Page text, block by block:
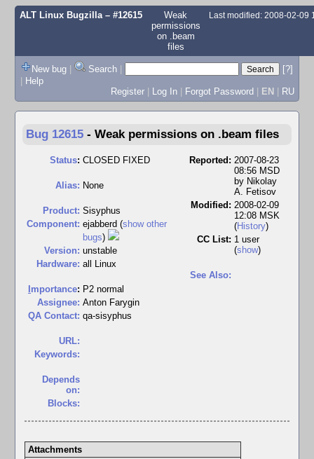
ALT Linux Bugzilla– #12615
Weak
permissions
on .beam
files
Last modified: 2008-02-09
New bug | Search |
[?]
| Help
Register | Log In | Forgot Password | EN | RU
Bug 12615 - Weak permissions on .beam files
Status: CLOSED FIXED
Alias: None
Product: Sisyphus
Component: ejabberd (show other
bugs)
Version: unstable
Hardware: all Linux
mportance: P2 normal
Assignee: Anton Farygin
QA Contact: qa-sisyphus
URL:
Keywords:
Depends
on:
Blocks:
Reported: 2007-08-23
08:56 MSD
by Nikolay
A. Fetisov
Modified: 2008-02-09
12:08 MSK
(History)
CC List: 1 user
(show)
See Also:
Attachments